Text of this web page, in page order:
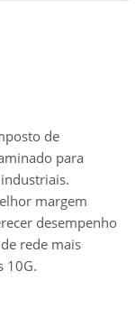
de
para
margem
desempenho
rede mais
10G.